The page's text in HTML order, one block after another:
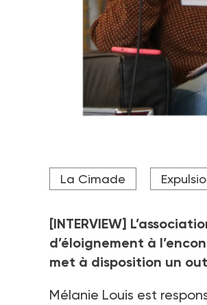
Mélanie Louis est
Crédit photo DR
La Cimade
[INTERVIEW]
d’éloignement à
met à disposition un
Mélanie Louis est